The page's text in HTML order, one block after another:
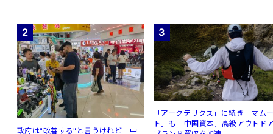
2
政府は"改善する"と言うけれど 中
3
「アークテリクス」に続き「マム
ト」も 中国資本、高級アウトド